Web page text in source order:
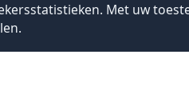
Met uw